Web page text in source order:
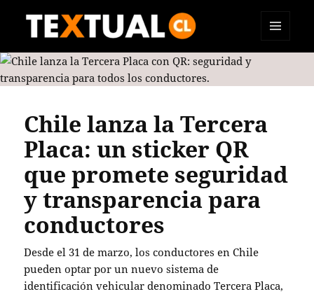
TEXTUAL
Chile lanza la Tercera
Placa: un sticker QR
que promete seguridad
y transparencia para
conductores
Desde el 31 de marzo, los conductores en Chile
pueden optar por un nuevo sistema de
identificación vehicular denominado Tercera Placa,